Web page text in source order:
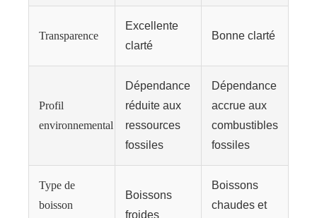
Transparence
Excellente
clarté
Bonne clarté
Profil
environnemental
Dépendance
réduite aux
ressources
fossiles
Dépendance
accrue aux
combustibles
fossiles
Type de
boisson
Boissons
froides
Boissons
chaudes et